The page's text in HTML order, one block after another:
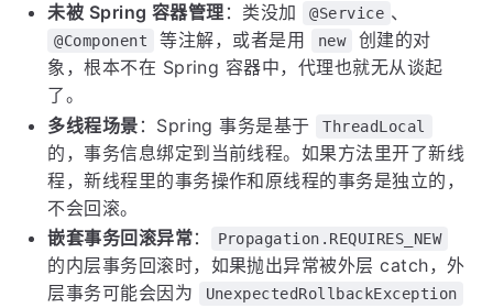
未被 Spring 容器管理 ：类没加 @Service 、
@Component 等注解，或者是用 new
创建的对
象，根本不在 Spring 容器中，代理也就无从谈起
了。
多线程场景 ：Spring 事务是基于 ThreadLocal
的，事务信息绑定到当前线程。如果方法里开了新线
程，新线程里的事务操作和原线程的事务是独立的，
不会回滚。
嵌套事务回滚异常： Propagation.REQUIRES_NEW
的内层事务回滚时，如果抛出异常被外层 catch，外
层事务可能会因为
UnexpectedRollbackException